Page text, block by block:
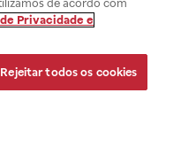
de acordo com
Privacidade e
Rejeitar todos os cookies